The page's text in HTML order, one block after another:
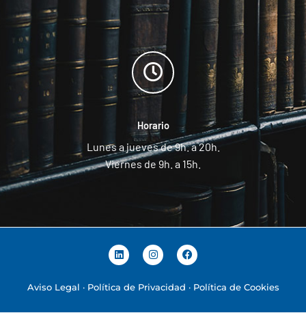
Horario
Lunes a jueves de 9h. a 20h.
Viernes de 9h. a 15h.
L
i
n
e
i
I
n
s
a
r
F
a
c
b
o
Aviso Legal · Política de Privacidad · Política de Cookies